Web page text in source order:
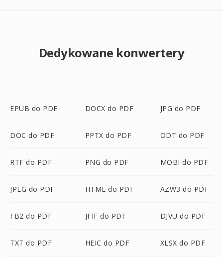
Dedykowane konwertery
EPUB do PDF DOCX do PDF JPG do PDF
DOC do PDF PPTX do PDF ODT do PDF
RTF do PDF PNG do PDF MOBI do PDF
JPEG do PDF HTML do PDF AZW3 do PDF
FB2 do PDF JFIF do PDF DJVU do PDF
TXT do PDF HEIC do PDF XLSX do PDF